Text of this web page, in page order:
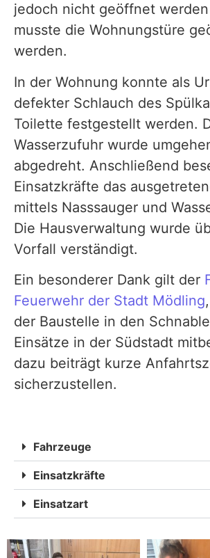
jedoch nicht geöffnet
musste die Wohnungstüre
werden.
In der Wohnung konnte als
defekter Schlauch des
Toilette festgestellt werden.
Wasserzufuhr wurde
abgedreht. Anschließend
Einsatzkräfte das
mittels Nasssauger und
Die Hausverwaltung wurde
Vorfall verständigt.
Ein besonderer Dank gilt der
Feuerwehr der Stadt Mödling
der Baustelle in den
Einsätze in der Südstadt
dazu beiträgt kurze
sicherzustellen.
Fahrzeuge
Einsatzkräfte
Einsatzart